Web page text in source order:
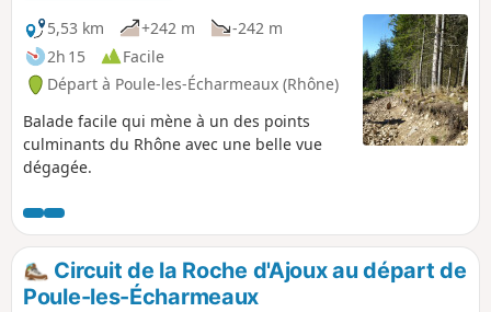
5,53 km
+242 m
-242 m
2h 15
Facile
Départ à Poule-les-Écharmeaux (Rhône)
Balade facile qui mène à un des points
culminants du Rhône avec une belle vue
dégagée.
Circuit de la Roche d'Ajoux au départ de
Poule-les-Écharmeaux